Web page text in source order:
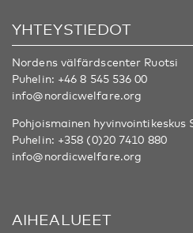
YHTEYSTIEDOT
Nordens välfärdscenter Ruotsi
Puhelin: +46 8 545 536 00
info@nordicwelfare.org
Pohjoismainen hyvinvointikeskus
Puhelin: +358 (0)20 7410 880
info@nordicwelfare.org
AIHEALUEET